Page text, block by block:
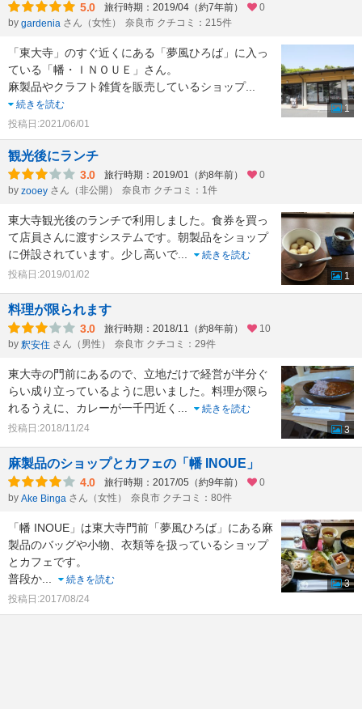
5.0 旅行時期：2019/04（約7年前）
0
by gardenia さん（女性） 奈良市 クチコミ：215件
「東大寺」のすぐ近くにある「夢風ひろば」に入っ
ている「幡・ＩＮＯＵＥ」さん。
麻製品やクラフト雑貨を販売しているショップ...
続きを読む
投稿日:2021/06/01
1
観光後にランチ
3.0 旅行時期：2019/01（約8年前）
0
by zooey さん（非公開） 奈良市 クチコミ：1件
東大寺観光後のランチで利用しました。食券を買っ
て店員さんに渡すシステムです。朝製品をショップ
に併設されています。少し高いで...
続きを読む
投稿日:2019/01/02
1
料理が限られます
3.0 旅行時期：2018/11（約8年前）
10
by 釈安住 さん（男性） 奈良市 クチコミ：29件
東大寺の門前にあるので、立地だけで経営が半分ぐ
らい成り立っているように思いました。料理が限ら
れるうえに、カレーが一千円近く ...
続きを読む
投稿日:2018/11/24
3
麻製品のショップとカフェの「幡 INOUE」
4.0 旅行時期：2017/05（約9年前）
0
by Ake Binga さん（女性） 奈良市 クチコミ：80件
「幡 INOUE」は東大寺門前「夢風ひろば」にある麻
製品のバッグや小物、衣類等を扱っているショップ
とカフェです。
普段か...
続きを読む
投稿日:2017/08/24
3